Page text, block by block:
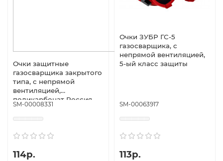
Очки защитные
газосварщика закрытого
типа, с непрямой
вентиляцией,
поликарбонат Россия
Сибртех
SM-00008331
114р.
Очки ЗУБР ГС-5
газосварщика, с
непрямой вентиляцией,
5-ый класс защиты
SM-00063917
113р.